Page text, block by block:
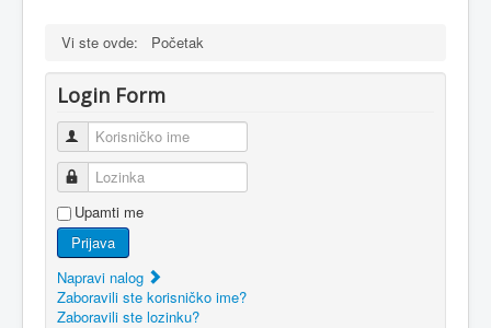
Vi ste ovde: Početak
Login Form
Korisničko ime
Lozinka
Upamti me
Prijava
Napravi nalog
Zaboravili ste korisničko ime?
Zaboravili ste lozinku?